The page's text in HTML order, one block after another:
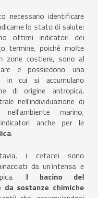
necessario identificare
lo stato di salute:
ottimi indicatori dei
termine, poiché molte
zone costiere, sono al
e possiedono una
in cui si accumulano
di origine antropica.
nell'individuazione di
marino,
anche per le
.
i cetacei sono
da un'intensa e
Il bacino del
da sostanze chimiche